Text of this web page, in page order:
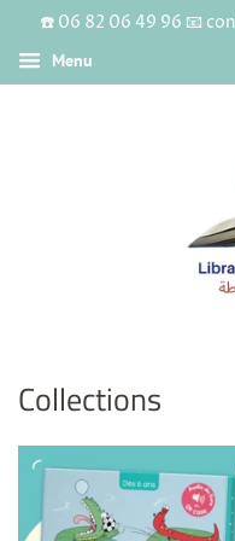
☎️ 06 82 06 49 96 📧
Menu
Collections